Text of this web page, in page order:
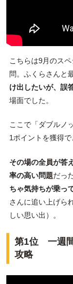
こちらは9月のス
問。ふくらさんと
け出したいが、誤
場面でした。
ここで「ダブルノ
1ポイントを獲得で
その場の全員が答
率の高い問題だっ
ちゃ気持ちが乗っ
さんに追い上げら
しい思い出）。
第1位 一週
攻略